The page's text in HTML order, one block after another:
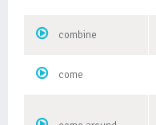
combine
come